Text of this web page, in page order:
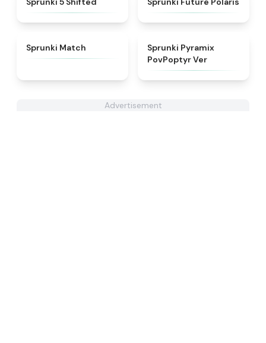
Sprunki Match
Sprunki Pyramix
PovPoptyr Ver
Advertisement